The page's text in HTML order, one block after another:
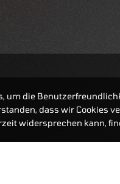
um die
dass wir Cookies
widersprechen kann,